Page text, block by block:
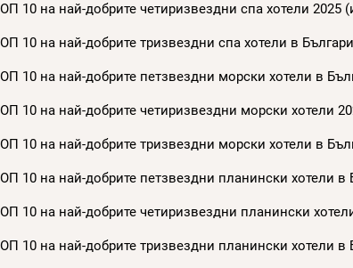
10 на най-добрите четиризвездни спа хотели 2025
10 на най-добрите тризвездни спа хотели в
10 на най-добрите петзвездни морски хотели в
10 на най-добрите четиризвездни морски хотели
10 на най-добрите тризвездни морски хотели в
10 на най-добрите петзвездни планински хотели в
10 на най-добрите четиризвездни планински
10 на най-добрите тризвездни планински хотели в